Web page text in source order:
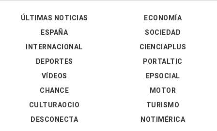
ÚLTIMAS NOTICIAS
ESPAÑA
INTERNACIONAL
DEPORTES
VÍDEOS
ECONOMÍA
SOCIEDAD
CIENCIAPLUS
PORTALTIC
EPSOCIAL
CHANCE
CULTURAOCIO
DESCONECTA
MOTOR
TURISMO
NOTIMÉRICA